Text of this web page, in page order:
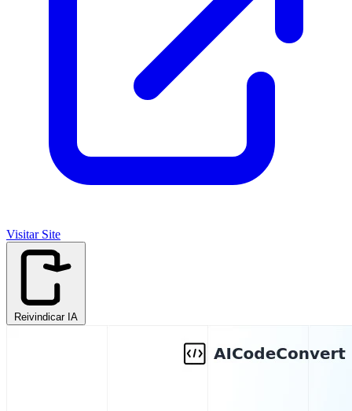
Visitar Site
Reivindicar IA